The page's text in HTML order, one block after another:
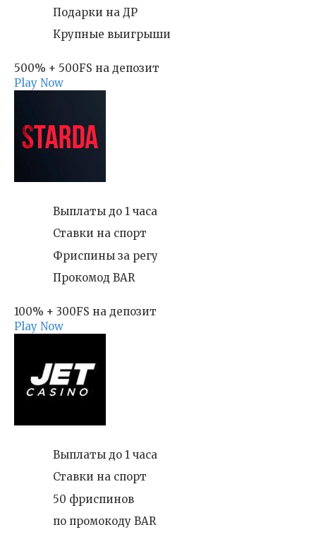
Подарки на ДР
Крупные выигрыши
500% + 500FS на депозит
Play Now
Выплаты до 1 часа
Ставки на спорт
Фриспины за регу
Прокомод BAR
100% + 300FS на депозит
Play Now
Выплаты до 1 часа
Ставки на спорт
50 фриспинов
по промокоду BAR